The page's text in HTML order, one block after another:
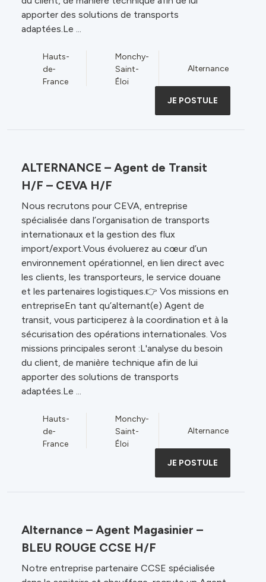
apporter des solutions de transports
adaptées.Le ...
Hauts-
de-
France
Monchy-
Saint-
Éloi
Alternance
JE POSTULE
ALTERNANCE – Agent de Transit
H/F – CEVA H/F
Nous recrutons pour CEVA, entreprise
spécialisée dans l’organisation de transports
internationaux et la gestion des flux
import/export.Vous évoluerez au cœur d’un
environnement opérationnel, en lien direct avec
les clients, les transporteurs, le service douane
et les partenaires logistiques.👉 Vos missions en
entrepriseEn tant qu’alternant(e) Agent de
transit, vous participerez à la coordination et à la
sécurisation des opérations internationales. Vos
missions principales seront :L'analyse du besoin
du client, de manière technique afin de lui
apporter des solutions de transports
adaptées.Le ...
Hauts-
de-
France
Monchy-
Saint-
Éloi
Alternance
JE POSTULE
Alternance – Agent Magasinier –
BLEU ROUGE CCSE H/F
Notre entreprise partenaire CCSE spécialisée